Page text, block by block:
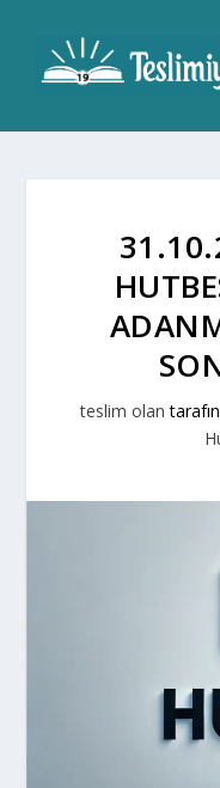
teslim olan